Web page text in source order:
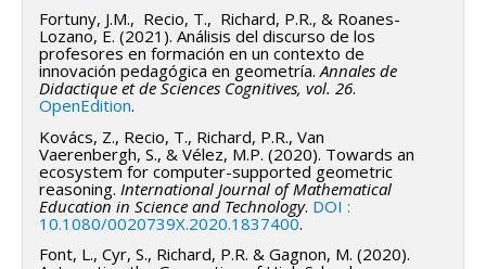
modéliser l’évolution du travail mathématique
dans des environnements intégrant l’IA ;
analyser les transformations du raisonnement et
de la validation ;
étudier le rôle du langage naturel dans l’activité
mathématique contemporaine ;
comprendre les conditions de maintien du sens
et de la validité lorsque la production
mathématique devient partiellement
Fortuny, J.M., Recio, T., Richard, P.R., & Roanes-
Lozano, E. (2021). Análisis del discurso de los
profesores en formación en un contexto de
innovación pedagógica en geometría.Annales de
Didactique et de Sciences Cognitives, vol. 26.
OpenEdition.
Kovács, Z., Recio, T., Richard, P.R., Van
Vaerenbergh, S., & Vélez, M.P. (2020). Towards an
ecosystem for computer-supported geometric
reasoning. International Journal of Mathematical
Education in Science and Technology. DOI :
10.1080/0020739X.2020.1837400.
Font, L., Cyr, S., Richard, P.R. & Gagnon, M. (2020).